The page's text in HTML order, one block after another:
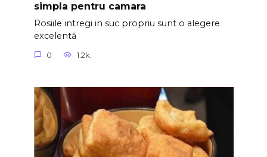
simpla pentru camara
Rosiile intregi in suc propriu sunt o alegere
excelentă
0 1.2k.